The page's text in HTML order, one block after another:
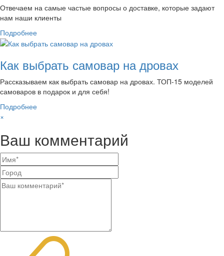
Отвечаем на самые частые вопросы о доставке, которые задают
нам наши клиенты
Подробнее
Как выбрать самовар на дровах
Рассказываем как выбрать самовар на дровах. ТОП-15 моделей
самоваров в подарок и для себя!
Подробнее
×
Ваш комментарий